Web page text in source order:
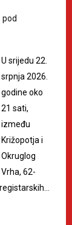
pod
U srijedu 22.
srpnja 2026.
godine oko
21 sati,
između
Križopotja i
Okruglog
Vrha, 62-